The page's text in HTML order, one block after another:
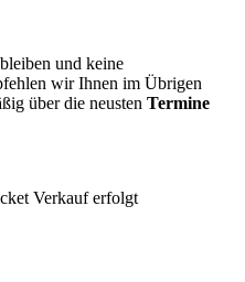
und keine
wir Ihnen im Übrigen
über die neusten Termine
Verkauf erfolgt